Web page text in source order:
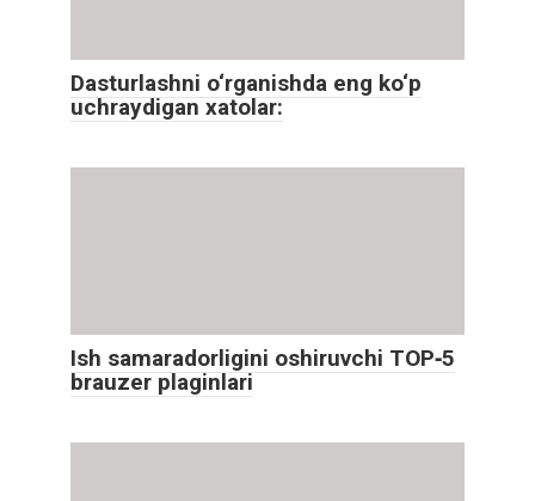
Dasturlashni o‘rganishda eng ko‘p
uchraydigan xatolar:
Ish samaradorligini oshiruvchi TOP‑5
brauzer plaginlari